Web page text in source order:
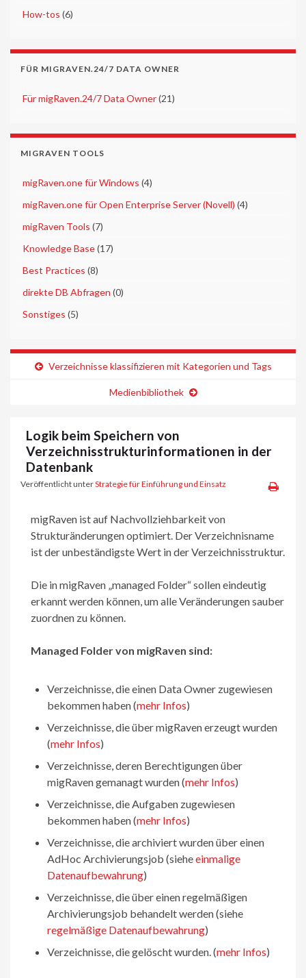
How-tos (6)
FÜR MIGRAVEN.24/7 DATA OWNER
Für migRaven.24/7 Data Owner(21)
MIGRAVEN TOOLS
migRaven.one für Windows (4)
migRaven.one für Open Enterprise Server (Novell) (4)
migRaven Tools (7)
Knowledge Base(17)
Best Practices (8)
direkte DB Abfragen (0)
Sonstiges (5)
Verzeichnisse klassifizieren mit Kategorien und Tags
Medienbibliothek
Logik beim Speichern von
Verzeichnisstrukturinformationen in der
Datenbank
Veröffentlicht unterStrategie für Einführung und Einsatz
migRaven ist auf Nachvollziehbarkeit von
Strukturänderungen optimiert. Der Verzeichnisname
ist der unbeständigste Wert in der Verzeichnisstruktur.
Die in migRaven „managed Folder“ sollen eindeutig
erkannt werden können, um alle Veränderungen sauber
zuordnen zu können.
Managed Folder von migRaven sind:
Verzeichnisse, die einen Data Owner zugewiesen
bekommen haben (mehr Infos)
Verzeichnisse, die über migRaven erzeugt wurden
(mehr Infos)
Verzeichnisse, deren Berechtigungen über
migRaven gemanagt wurden (mehr Infos)
Verzeichnisse, die Aufgaben zugewiesen
bekommen haben (mehr Infos)
Verzeichnisse, die archiviert wurden über einen
AdHoc Archivierungsjob (sieheeinmalige
Datenaufbewahrung)
Verzeichnisse, die über einen regelmäßigen
Archivierungsjob behandelt werden (siehe
regelmäßige Datenaufbewahrung)
Verzeichnisse, die gelöscht wurden. (mehr Infos)